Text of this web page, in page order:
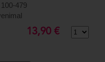
479
13,90 €